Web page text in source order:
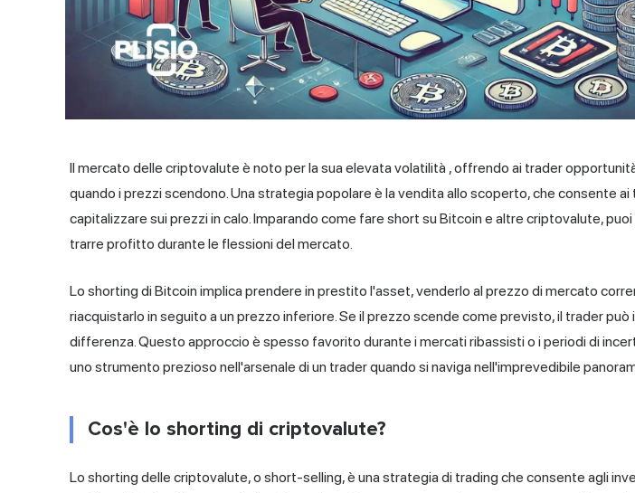
Il mercato delle criptovalute è noto per la sua elevata volatilità , offrendo ai trader
quando i prezzi scendono. Una strategia popolare è la vendita allo scoperto, che consente ai
capitalizzare sui prezzi in calo. Imparando come fare short su Bitcoin e altre criptovalute,
trarre profitto durante le flessioni del mercato.
Lo shorting di Bitcoin implica prendere in prestito l'asset, venderlo al prezzo di mercato
riacquistarlo in seguito a un prezzo inferiore. Se il prezzo scende come previsto, il trader può
differenza. Questo approccio è spesso favorito durante i mercati ribassisti o i periodi di
uno strumento prezioso nell'arsenale di un trader quando si naviga nell'imprevedibile
Cos'è lo shorting di criptovalute?
Lo shorting delle criptovalute, o short-selling, è una strategia di trading che consente agli